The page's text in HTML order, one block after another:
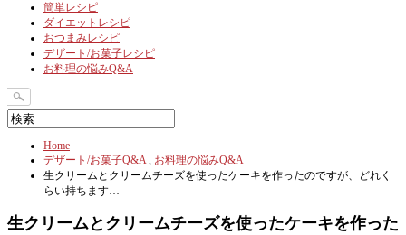
簡単レシピ
ダイエットレシピ
おつまみレシピ
デザート/お菓子レシピ
お料理の悩みQ&A
Home
デザート/お菓子Q&A, お料理の悩みQ&A
生クリームとクリームチーズを使ったケーキを作ったのですが、どれく
らい持ちます…
生クリームとクリームチーズを使ったケーキを作った